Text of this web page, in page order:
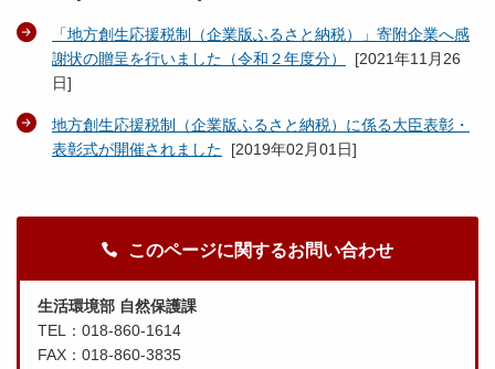
「地方創生応援税制（企業版ふるさと納税）」寄附企業へ感
謝状の贈呈を行いました（令和２年度分）
[2021年11月26
日]
地方創生応援税制（企業版ふるさと納税）に係る大臣表彰・
表彰式が開催されました [2019年02月01日]
このページに関するお問い合わせ
生活環境部 自然保護課
TEL：018-860-1614
FAX：018-860-3835